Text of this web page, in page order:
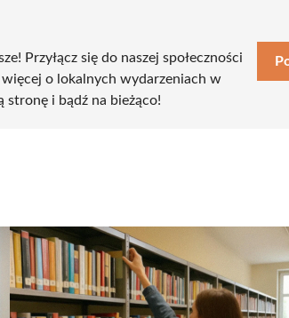
Przyłącz się do naszej społeczności
więcej o lokalnych wydarzeniach w
stronę i bądź na bieżąco!